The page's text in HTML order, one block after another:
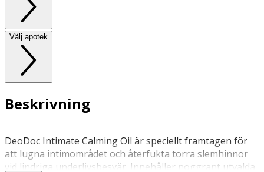
Välj apotek
Beskrivning
DeoDoc Intimate Calming Oil är speciellt framtagen för
att lugna intimområdet och återfukta torra slemhinnor
vid lindriga underlivsbesvär. Innehåller noggrant utvalda